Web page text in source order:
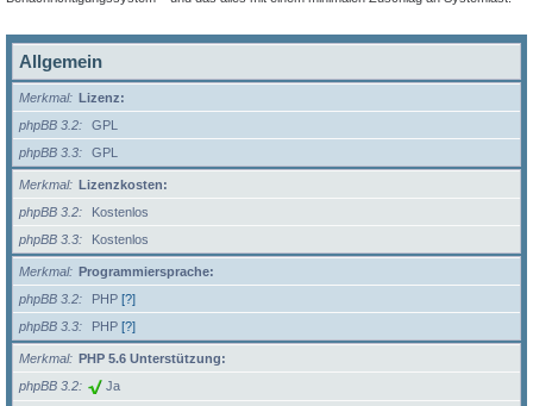
Allgemein
Merkmal
Lizenz:
phpBB 3.2
GPL
phpBB 3.3
GPL
Merkmal
Lizenzkosten:
phpBB 3.2
Kostenlos
phpBB 3.3
Kostenlos
Merkmal
Programmiersprache:
phpBB 3.2
PHP [?]
phpBB 3.3
PHP [?]
Merkmal
PHP 5.6 Unterstützung:
phpBB 3.2
Ja